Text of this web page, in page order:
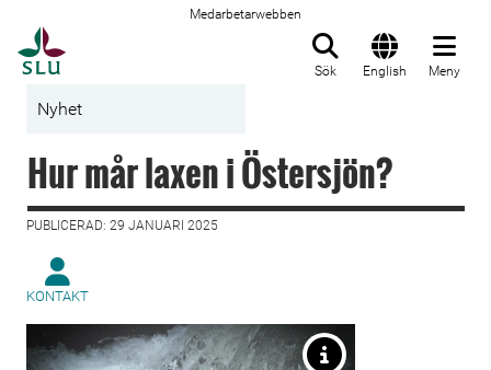
Medarbetarwebben
Sök English Meny
Nyhet
Hur mår laxen i Östersjön?
PUBLICERAD: 29 JANUARI 2025
KONTAKT